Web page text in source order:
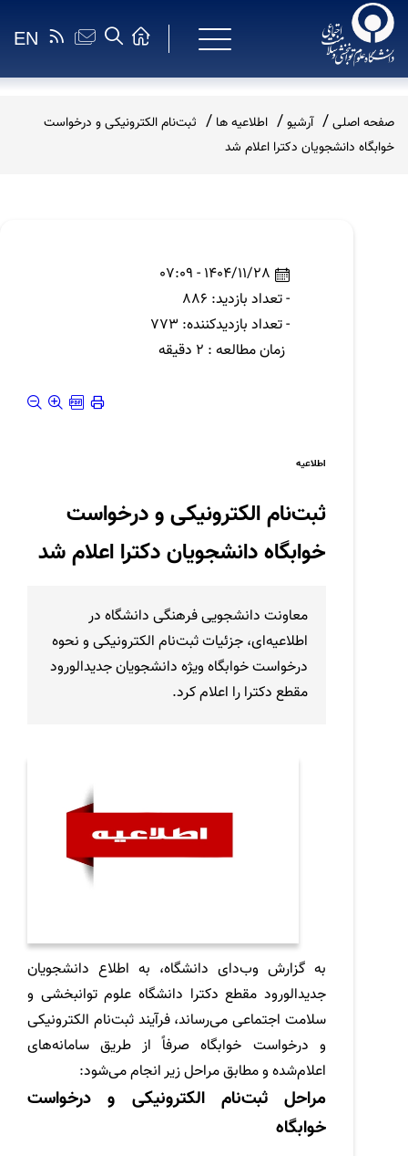
EN
صفحه اصلی آرشیو اطلاعیه ها
ثبت‌نام الکترونیکی و درخواست
خوابگاه دانشجویان دکترا اعلام شد
1404/11/28 - 07:09
- تعداد بازدید: 886
- تعداد بازدیدکننده: 773
زمان مطالعه : 2 دقیقه
اطلاعیه
ثبت‌نام الکترونیکی و درخواست
خوابگاه دانشجویان دکترا اعلام شد
معاونت دانشجویی فرهنگی دانشگاه در
اطلاعیه‌ای، جزئیات ثبت‌نام الکترونیکی و نحوه
درخواست خوابگاه ویژه دانشجویان جدیدالورود
مقطع دکترا را اعلام کرد.
به گزارش وب‌دای دانشگاه، به اطلاع دانشجویان
جدیدالورود مقطع دکترا دانشگاه علوم توانبخشی و
سلامت اجتماعی می‌رساند، فرآیند ثبت‌نام الکترونیکی
و درخواست خوابگاه صرفاً از طریق سامانه‌های
اعلام‌شده و مطابق مراحل زیر انجام می‌شود:
مراحل ثبت‌نام الکترونیکی و درخواست
خوابگاه